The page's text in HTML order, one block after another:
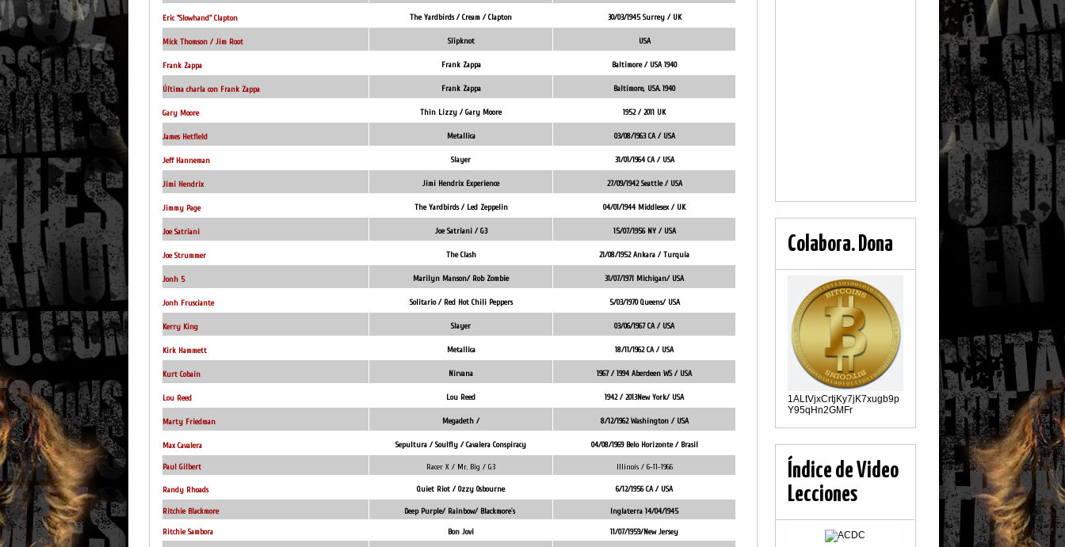
Eric "Slowhand" Clapton The Yardbirds / Cream / Clapton 30/03/1945 Surrey / UK
Mick Thomson / Jim Root Slipknot USA
Frank Zappa Frank Zappa Baltimore / USA 1940
Última charla con Frank Zappa Frank Zappa Baltimore, USA. 1940
Gary Moore Thin Lizzy / Gary Moore 1952 / 2011 UK
James Hetfield Metallica 03/08/1963 CA / USA
Jeff Hanneman Slayer 31/01/1964 CA / USA
Jimi Hendrix Jimi Hendrix Experience 27/09/1942 Seattle / USA
Jimmy Page The Yardbirds / Led Zeppelin 04/01/1944 Middlesex / UK
Joe Satriani Joe Satriani / G3 15/07/1956 NY / USA
Joe Strummer The Clash 21/08/1952 Ankara / Turquia
Jonh 5 Marilyn Manson/ Rob Zombie 31/07/1971 Michigan/ USA
Jonh Frusciante Solitario / Red Hot Chili Peppers 5/03/1970 Queens/ USA
Kerry King Slayer 03/06/1967 CA / USA
Kirk Hammett Metallica 18/11/1962 CA / USA
Kurt Cobain Nirvana 1967 / 1994 Aberdeen WS / USA
Lou Reed Lou Reed 1942 / 2013New York/ USA
Marty Friedman Megadeth / 8/12/1962 Washington / USA
Max Cavalera Sepultura / Soulfly / Cavalera Conspiracy 04/08/1969 Belo Horizonte / Brasil
Paul Gilbert Racer X / Mr. Big / G3 Illinois / 6-11-1966
Randy Rhoads Quiet Riot / Ozzy Osbourne 6/12/1956 CA / USA
Ritchie Blackmore Deep Purple/ Rainbow/ Blackmore´s Inglaterra 14/04/1945
Ritchie Sambora Bon Jovi 11/07/1959/New Jersey
Colabora. Dona
1ALtVjxCrtjKy7jK7xugb9p
Y95qHn2GMFr
Índice de Video
Lecciones